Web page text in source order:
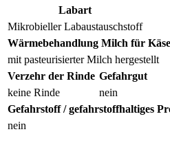
Labart
Mikrobieller Labaustauschstoff
Wärmebehandlung Milch für Käse
mit pasteurisierter Milch hergestellt
Verzehr der Rinde
keine Rinde
Gefahrgut
nein
Gefahrstoff / gefahrstoffhaltiges
nein